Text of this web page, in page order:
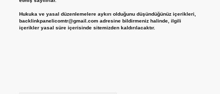
Hukuka ve yasal düzenlemelere aykırı olduğunu düşündüğünüz içerikleri,
backlinkpanelicomtr@gmail.comadresine bildirmeniz halinde, ilgili
içerikler yasal süre içerisinde sitemizden kaldırılacaktır.